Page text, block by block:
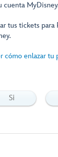
cuenta
tus tickets para
cómo enlazar tu
Si